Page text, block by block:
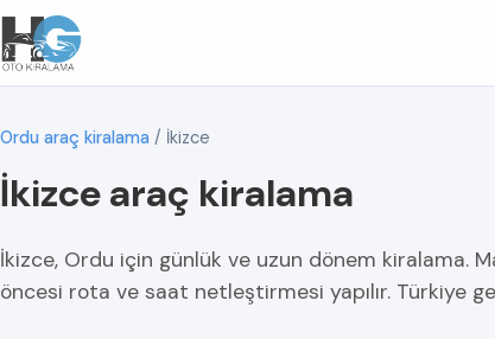
Ordu araç kiralama / İkizce
İkizce araç kiralama
İkizce, Ordu için günlük ve uzun dönem kiralama.
öncesi rota ve saat netleştirmesi yapılır. Türkiye